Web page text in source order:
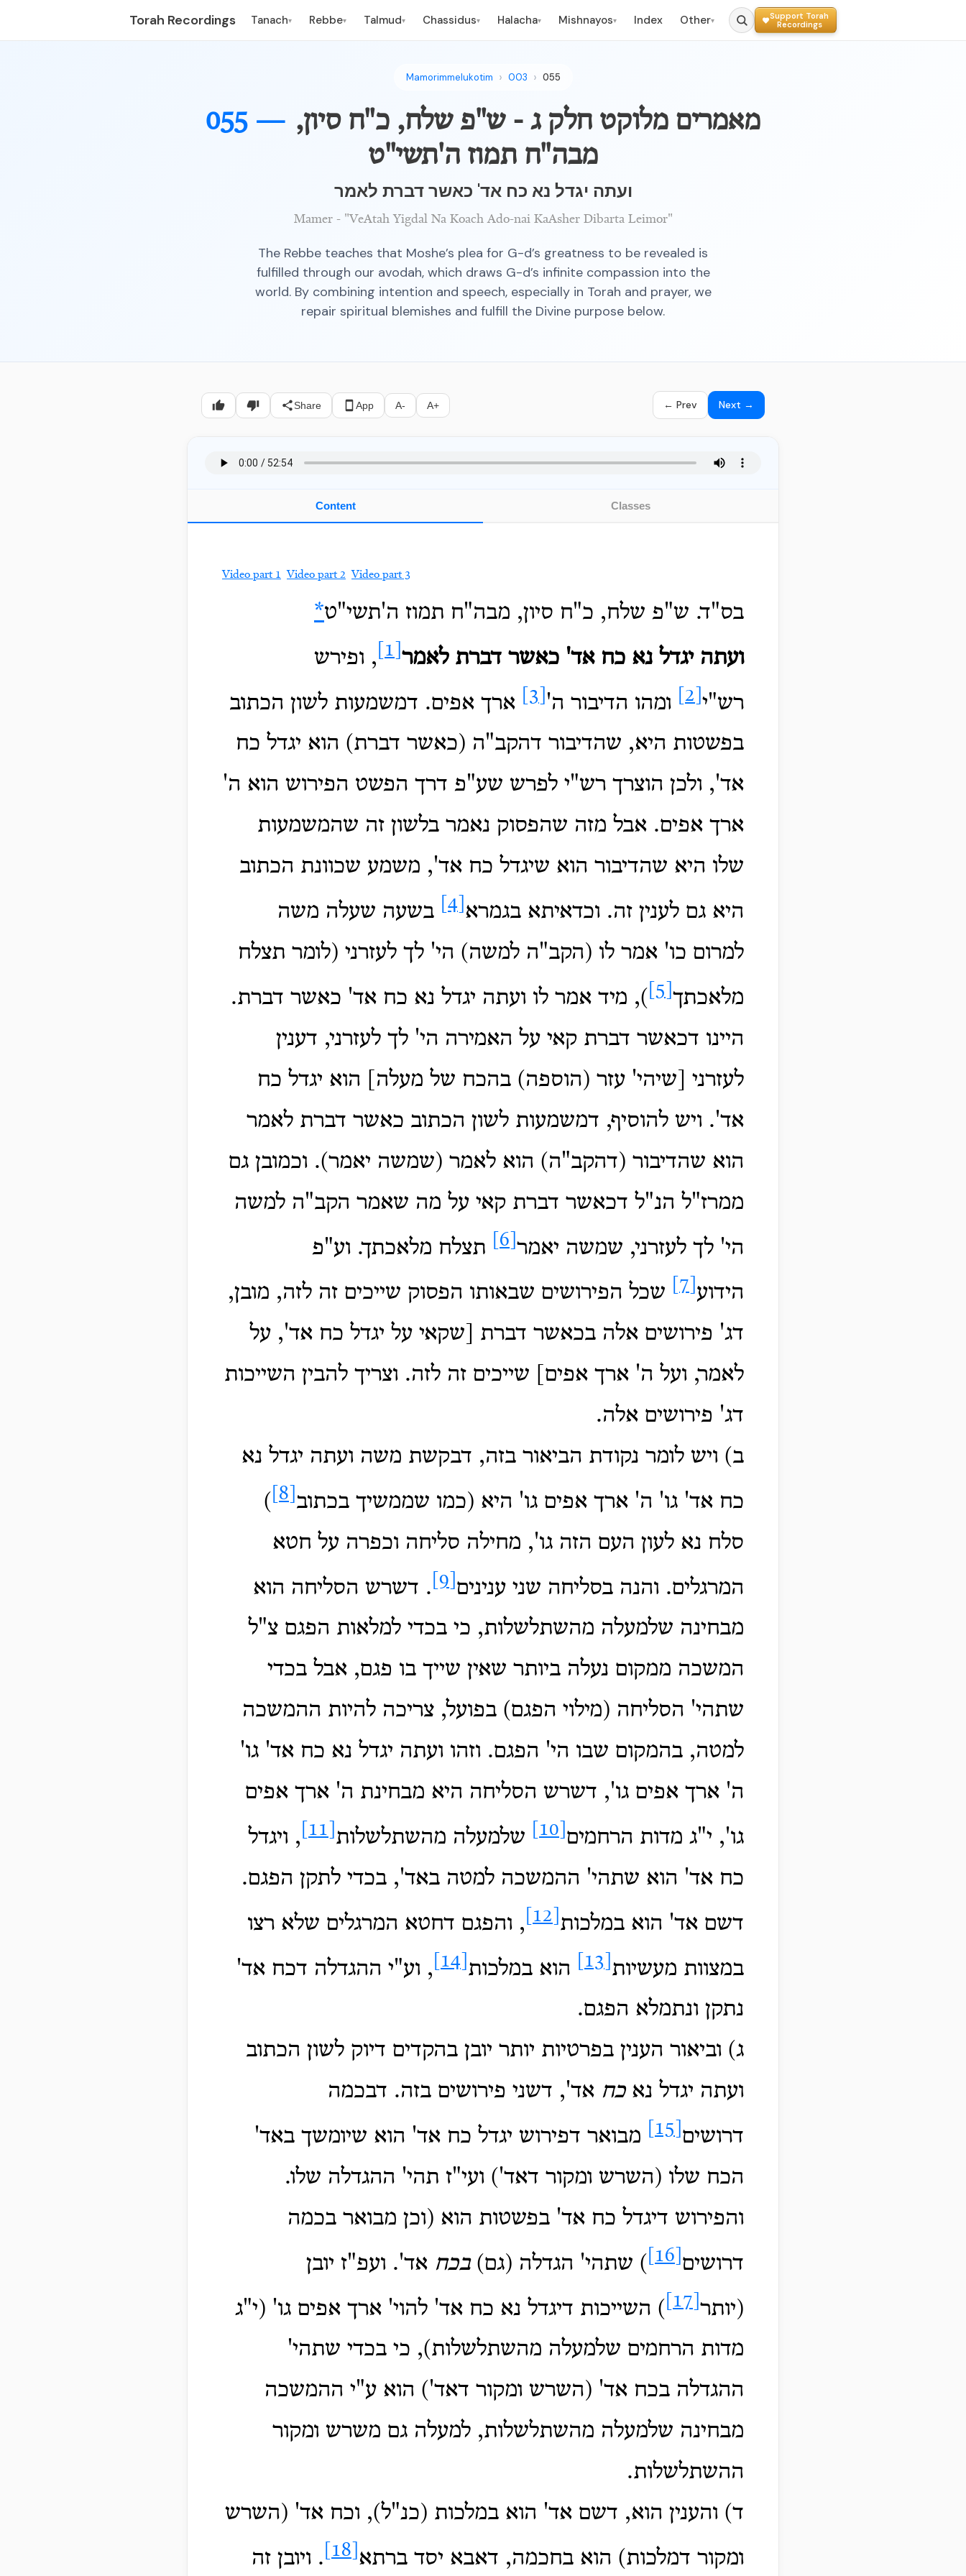
Torah Recordings Tanach▾ Rebbe▾ Talmud▾ Chassidus▾ Halacha▾ Mishnayos▾ Index Other▾
Support Torah
Recordings
Mamorimmelukotim 003 055
055 — מאמרים מלוקט חלק ג - ש"פ שלח, כ"ח סיון,
מבה"ח תמוז ה'תשי"ט
ועתה יגדל נא כח אד' כאשר דברת לאמר
Mamer - "VeAtah Yigdal Na Koach Ado-nai KaAsher Dibarta Leimor"
The Rebbe teaches that Moshe’s plea for G-d’s greatness to be revealed is
fulfilled through our avodah, which draws G-d’s infinite compassion into the
world. By combining intention and speech, especially in Torah and prayer, we
repair spiritual blemishes and fulfill the Divine purpose below.
Share App A- A+ ← Prev Next →
Content Classes
Video part 1 Video part 2 Video part 3
בס"ד. ש"פ שלח, כ"ח סיון, מבה"ח תמוז ה'תשי"ט*
ועתה יגדל נא כח אד' כאשר דברת לאמר
, ופירש
רש"י
ומהו הדיבור ה'
ארך אפים. דמשמעות לשון הכתוב
בפשטות היא, שהדיבור דהקב"ה (כאשר דברת) הוא יגדל כח
אד', ולכן הוצרך רש"י לפרש שע"פ דרך הפשט הפירוש הוא ה'
ארך אפים. אבל מזה שהפסוק נאמר בלשון זה שהמשמעות
שלו היא שהדיבור הוא שיגדל כח אד', משמע שכוונת הכתוב
היא גם לענין זה. וכדאיתא בגמרא
בשעה שעלה משה
למרום כו' אמר לו (הקב"ה למשה) הי' לך לעזרני (לומר תצלח
מלאכתך
), מיד אמר לו ועתה יגדל נא כח אד' כאשר דברת.
היינו דכאשר דברת קאי על האמירה הי' לך לעזרני, דענין
לעזרני [שיהי' עזר (הוספה) בהכח של מעלה] הוא יגדל כח
אד'. ויש להוסיף, דמשמעות לשון הכתוב כאשר דברת לאמר
הוא שהדיבור (דהקב"ה) הוא לאמר (שמשה יאמר). וכמובן גם
ממרז"ל הנ"ל דכאשר דברת קאי על מה שאמר הקב"ה למשה
הי' לך לעזרני, שמשה יאמר
תצלח מלאכתך. וע"פ
הידוע
שכל הפירושים שבאותו הפסוק שייכים זה לזה, מובן,
דג' פירושים אלה בכאשר דברת [שקאי על יגדל כח אד', על
לאמר, ועל ה' ארך אפים] שייכים זה לזה. וצריך להבין השייכות
דג' פירושים אלה.
ב) ויש לומר נקודת הביאור בזה, דבקשת משה ועתה יגדל נא
כח אד' גו' ה' ארך אפים גו' היא (כמו שממשיך בכתוב
)
סלח נא לעון העם הזה גו', מחילה סליחה וכפרה על חטא
המרגלים. והנה בסליחה שני ענינים
. דשרש הסליחה הוא
מבחינה שלמעלה מהשתלשלות, כי בכדי למלאות הפגם צ"ל
המשכה ממקום נעלה ביותר שאין שייך בו פגם, אבל בכדי
שתהי' הסליחה (מילוי הפגם) בפועל, צריכה להיות ההמשכה
למטה, בהמקום שבו הי' הפגם. וזהו ועתה יגדל נא כח אד' גו'
ה' ארך אפים גו', דשרש הסליחה היא מבחינת ה' ארך אפים
גו', י"ג מדות הרחמים
שלמעלה מהשתלשלות
, ויגדל
כח אד' הוא שתהי' ההמשכה למטה באד', בכדי לתקן הפגם.
דשם אד' הוא במלכות
, והפגם דחטא המרגלים שלא רצו
במצוות מעשיות
הוא במלכות
, וע"י ההגדלה דכח אד'
נתקן ונתמלא הפגם.
ג) וביאור הענין בפרטיות יותר יובן בהקדים דיוק לשון הכתוב
ועתה יגדל נאכח אד', דשני פירושים בזה. דבכמה
דרושים
מבואר דפירוש יגדל כח אד' הוא שיומשך באד'
הכח שלו (השרש ומקור דאד') ועי"ז תהי' ההגדלה שלו.
והפירוש דיגדל כח אד' בפשטות הוא (וכן מבואר בכמה
דרושים
) שתהי' הגדלה (גם)בכח אד'. ועפ"ז יובן
(יותר
) השייכות דיגדל נא כח אד' להוי' ארך אפים גו' (י"ג
מדות הרחמים שלמעלה מהשתלשלות), כי בכדי שתהי'
ההגדלה בכח אד' (השרש ומקור דאד') הוא ע"י ההמשכה
מבחינה שלמעלה מהשתלשלות, למעלה גם משרש ומקור
ההשתלשלות.
ד) והענין הוא, דשם אד' הוא במלכות (כנ"ל), וכח אד' (השרש
ומקור דמלכות) הוא בחכמה, דאבא יסד ברתא
. ויובן זה